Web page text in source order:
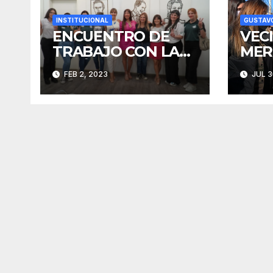
INSTITUCIONAL
ENCUENTRO DE
TRABAJO CON LA
UNIÓN
FERROVIARIA
FEB 2, 2023 JUL